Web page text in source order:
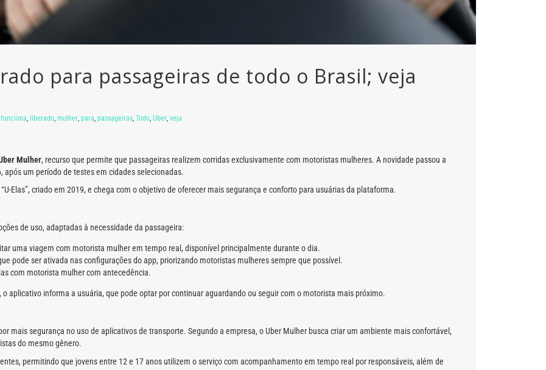
para passageiras de todo o Brasil; veja
funciona liberado mulher para passageiras Todo Uber veja
Mulher, recurso que permite que passageiras realizem corridas exclusivamente com motoristas mulheres. A novidade passou a
um período de testes em cidades selecionadas.
Elas”, criado em 2019, e chega com o objetivo de oferecer mais segurança e conforto para usuárias da plataforma.
de uso, adaptadas à necessidade da passageira:
uma viagem com motorista mulher em tempo real, disponível principalmente durante o dia.
pode ser ativada nas configurações do app, priorizando motoristas mulheres sempre que possível.
com motorista mulher com antecedência.
aplicativo informa a usuária, que pode optar por continuar aguardando ou seguir com o motorista mais próximo.
mais segurança no uso de aplicativos de transporte. Segundo a empresa, o Uber Mulher busca criar um ambiente mais confortável,
do mesmo gênero.
permitindo que jovens entre 12 e 17 anos utilizem o serviço com acompanhamento em tempo real por responsáveis, além de